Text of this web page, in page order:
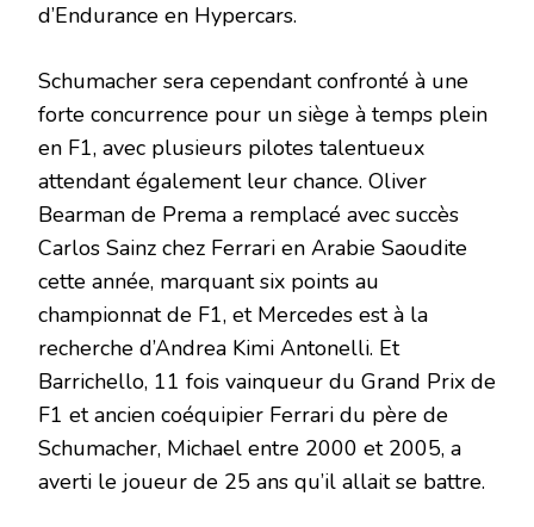
d’Endurance en Hypercars.
Schumacher sera cependant confronté à une
forte concurrence pour un siège à temps plein
en F1, avec plusieurs pilotes talentueux
attendant également leur chance. Oliver
Bearman de Prema a remplacé avec succès
Carlos Sainz chez Ferrari en Arabie Saoudite
cette année, marquant six points au
championnat de F1, et Mercedes est à la
recherche d’Andrea Kimi Antonelli. Et
Barrichello, 11 fois vainqueur du Grand Prix de
F1 et ancien coéquipier Ferrari du père de
Schumacher, Michael entre 2000 et 2005, a
averti le joueur de 25 ans qu’il allait se battre.